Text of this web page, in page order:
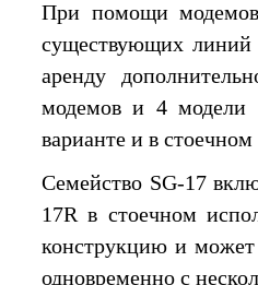
При помощи модемов
существующих линий
аренду
модемов и 4 модели
варианте и в
Семейство SG-17
17R в стоечном
конструкцию и может
одновременно с